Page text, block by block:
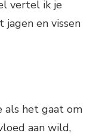
vertel ik je
jagen en vissen
als het gaat om
aan wild,